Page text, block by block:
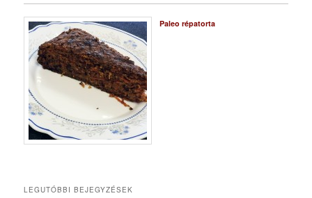
Paleo répatorta
LEGUTÓBBI BEJEGYZÉSEK